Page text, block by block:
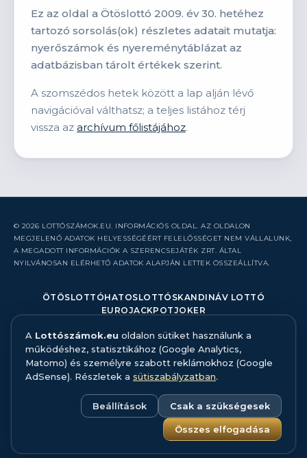
Ez az oldal a Ötöslottó 2009. év 30. hetéhez
tartozó sorsolás(ok) részletes adatait mutatja:
nyerőszámok és nyereménytáblázat az
adatbázisban tárolt értékek szerint.
A szomszédos hetek között a lap alján lévő
navigációval válthatsz; a teljes listához térj
vissza az archívum főlistájához.
© 2026 LOTTÓSZÁMOK.EU. INFORMÁCIÓS OLDAL. AZ OLDALON
MEGJELENŐ ADATOK HELYESSÉGÉÉRT FELELŐSSÉGET NEM VÁLLALUNK,
A MEGADOTT INFORMÁCIÓK A SZERENCSEJÁTÉK ZRT. ÁLTAL
NYILVÁNOSAN ELÉRHETŐ ADATOK ALAPJÁN LETTEK ÖSSZEÁLLÍTVA.
ÖTÖSLOTTÓHATOSLOTTÓ SKANDINÁV LOTTÓ
EUROJACKPOTJOKER
RÓLUNK
KAPCSOLAT
HIBABEJELENTÉS
ADATFORRÁS ÉS MÓDSZERTAN
ADATKEZELÉS
SÜTISZABÁLYZAT
A Lottószámok.eu oldalon sütiket használunk a
működéshez, statisztikához (Google Analytics,
Matomo) és személyre szabott reklámokhoz (Google
AdSense). Részletek a sütiszabályzatban.
Beállítások Csak a szükségesek
Összes elfogadása